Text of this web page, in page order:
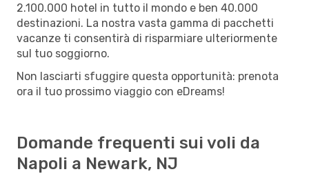
2.100.000 hotel in tutto il mondo e ben 40.000
destinazioni. La nostra vasta gamma di pacchetti
vacanze ti consentirà di risparmiare ulteriormente
sul tuo soggiorno.
Non lasciarti sfuggire questa opportunità: prenota
ora il tuo prossimo viaggio con eDreams!
Domande frequenti sui voli da
Napoli a Newark, NJ